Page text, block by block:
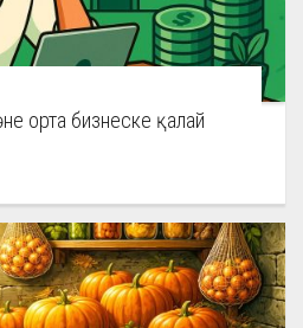
орта бизнеске қалай